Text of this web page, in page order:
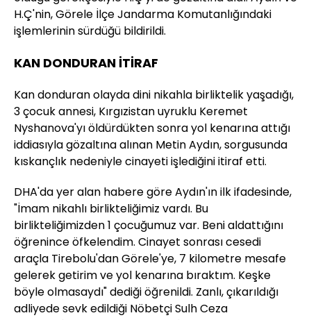
H.Ç'nin, Görele İlçe Jandarma Komutanlığındaki
işlemlerinin sürdüğü bildirildi.
KAN DONDURAN İTİRAF
Kan donduran olayda dini nikahla birliktelik yaşadığı,
3 çocuk annesi, Kırgızistan uyruklu Keremet
Nyshanova'yı öldürdükten sonra yol kenarına attığı
iddiasıyla gözaltına alınan Metin Aydın, sorgusunda
kıskançlık nedeniyle cinayeti işlediğini itiraf etti.
DHA'da yer alan habere göre Aydın'ın ilk ifadesinde,
"İmam nikahlı birlikteliğimiz vardı. Bu
birlikteliğimizden 1 çocuğumuz var. Beni aldattığını
öğrenince öfkelendim. Cinayet sonrası cesedi
araçla Tirebolu'dan Görele'ye, 7 kilometre mesafe
gelerek getirim ve yol kenarına bıraktım. Keşke
böyle olmasaydı" dediği öğrenildi. Zanlı, çıkarıldığı
adliyede sevk edildiği Nöbetçi Sulh Ceza